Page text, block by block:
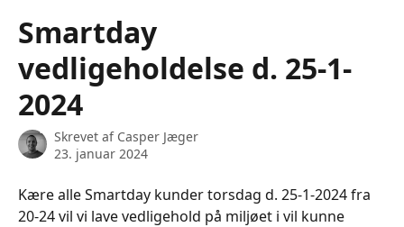
Smartday
vedligeholdelse d. 25-1-
2024
Skrevet af Casper Jæger
23. januar 2024
Kære alle Smartday kunder torsdag d. 25-1-2024 fra
20-24 vil vi lave vedligehold på miljøet i vil kunne